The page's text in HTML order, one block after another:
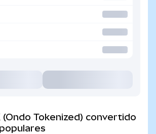
(Ondo Tokenized) convertido